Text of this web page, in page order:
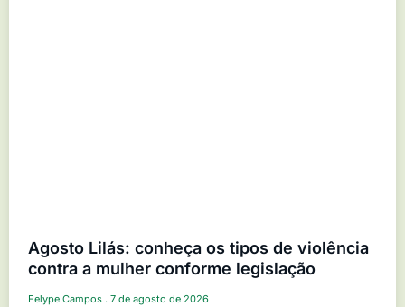
Agosto Lilás: conheça os tipos de violência
contra a mulher conforme legislação
Felype Campos 7 de agosto de 2026